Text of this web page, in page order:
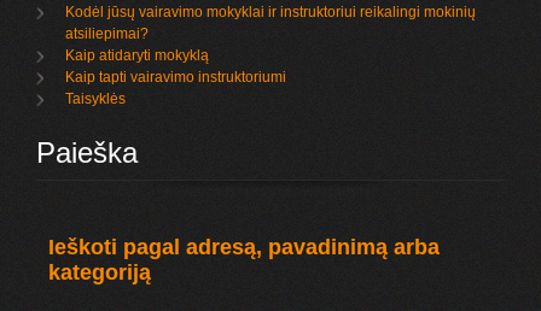
Kodėl jūsų vairavimo mokyklai ir instruktoriui reikalingi mokinių
atsiliepimai?
Kaip atidaryti mokyklą
Kaip tapti vairavimo instruktoriumi
Taisyklės
Paieška
Ieškoti pagal adresą, pavadinimą arba
kategoriją